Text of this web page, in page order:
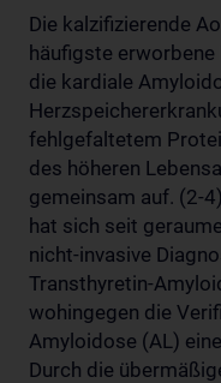
Die kalzifizierende
häufigste
die kardiale
fehlgefaltetem
des höheren
gemeinsam auf. (2-
hat sich seit
nicht-invasive
Transthyretin-
wohingegen die
Amyloidose (AL)
Durch die